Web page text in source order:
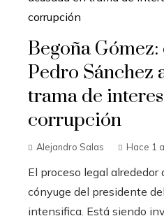
Begoña Gómez:
Pedro Sánchez
trama de
corrupción
Alejandro Salas Hace 1
El proceso legal alrededor
cónyuge del presidente
intensifica. Está siendo